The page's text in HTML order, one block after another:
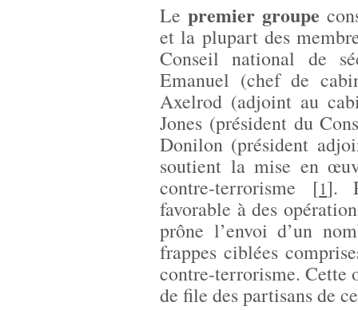
Le premier groupe
et la plupart des
Conseil national de
Emanuel (chef de
Axelrod (adjoint au
Jones (président du
Donilon (président
soutient la mise en
contre-terrorisme [1].
favorable à des
prône l’envoi d’un
frappes ciblées
contre-terrorisme. Cette
de file des partisans de